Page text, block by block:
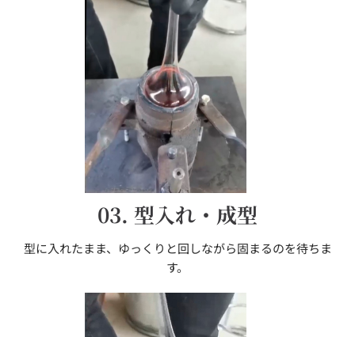
03. 型入れ・成型
型に入れたまま、ゆっくりと回しながら固まるのを待ちま
す。